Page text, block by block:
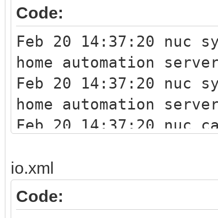
Code:
Feb 20 14:37:20 nuc
home automation
Feb 20 14:37:20 nuc
home automation
Feb 20 14:37:20 nuc
Feb 20 14:37:20 nuc
Prefix::Prefix(int,
io.xml
Code: